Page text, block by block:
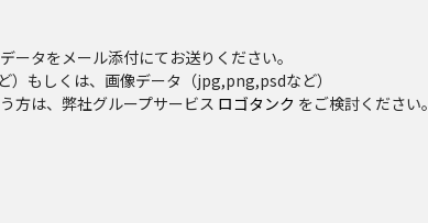
ータをメール添付にてお送りください。
）もしくは、画像データ（jpg,png,psdなど）
方は、弊社グループサービス ロゴタンク をご検討ください。